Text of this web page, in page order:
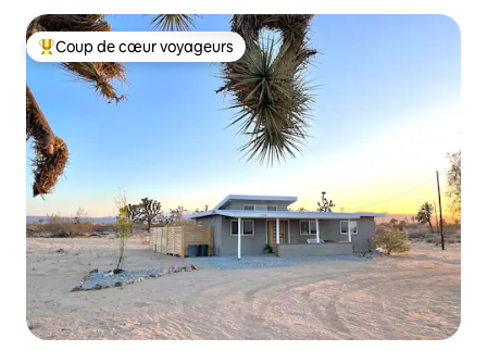
Coups de cœur voyageurs les plus appréciés
Coup de cœur voyageurs